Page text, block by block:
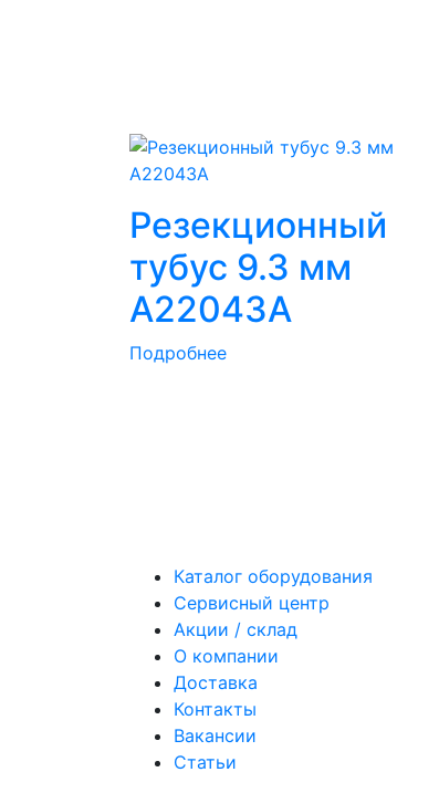
Резекционный
тубус 9.3 мм
A22043A
Подробнее
Каталог оборудования
Сервисный центр
Акции / склад
О компании
Доставка
Контакты
Вакансии
Статьи